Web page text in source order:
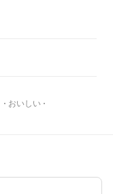
おいしい